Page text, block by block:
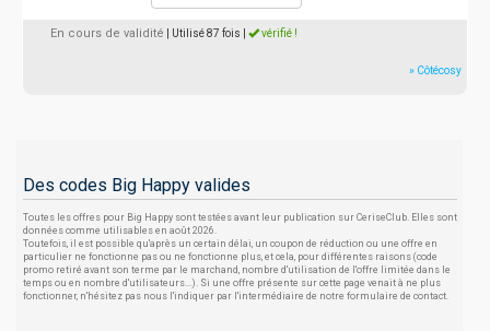
En cours de validité | Utilisé 87 fois vérifié !
» Côtécosy
Des codes Big Happy valides
Toutes les offres pour Big Happy sont testées avant leur publication sur CeriseClub. Elles sont
données comme utilisables en août 2026.
Toutefois, il est possible qu'après un certain délai, un coupon de réduction ou une offre en
particulier ne fonctionne pas ou ne fonctionne plus, et cela, pour différentes raisons (code
promo retiré avant son terme par le marchand, nombre d'utilisation de l'offre limitée dans le
temps ou en nombre d'utilisateurs...). Si une offre présente sur cette page venait à ne plus
fonctionner, n'hésitez pas nous l'indiquer par l'intermédiaire de notre formulaire de contact.